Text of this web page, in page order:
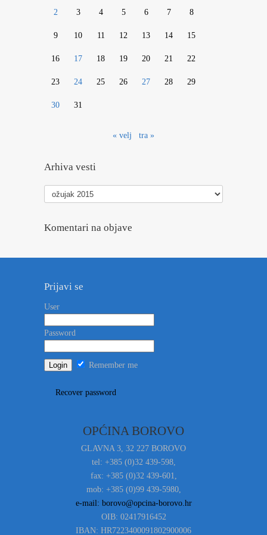
2 3 4 5 6 7 8
9 10 11 12 13 14 15
16 17 18 19 20 21 22
23 24 25 26 27 28 29
30 31
« velj tra »
Arhiva vesti
Arhiva
vesti
Komentari na objave
Prijavi se
User
Password
Remember me
Recover password
OPĆINA BOROVO
GLAVNA 3, 32 227 BOROVO
tel: +385 (0)32 439-598,
fax: +385 (0)32 439-601,
mob: +385 (0)99 439-5980,
e-mail: borovo@opcina-borovo.hr
OIB: 02417916452
IBAN: HR7223400091802900006